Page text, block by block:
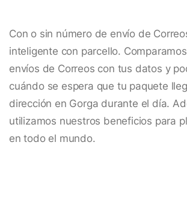
Con o sin número de envío de
inteligente con parcello.
envíos de Correos con tus datos y
cuándo se espera que tu paquete
dirección en Gorga durante el día.
utilizamos nuestros beneficios para
en todo el mundo.